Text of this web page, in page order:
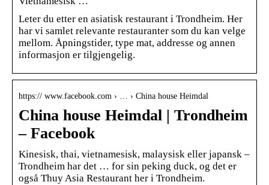
Leter du etter en asiatisk restaurant i Trondheim. Her
har vi samlet relevante restauranter som du kan velge
mellom. Åpningstider, type mat, addresse og annen
informasjon er tilgjengelig.
https:// www.facebook.com › … › China house Heimdal
China house Heimdal | Trondheim
– Facebook
Kinesisk, thai, vietnamesisk, malaysisk eller japansk –
Trondheim har det … for sin peking duck, og det er
også Thuy Asia Restaurant her i Trondheim.